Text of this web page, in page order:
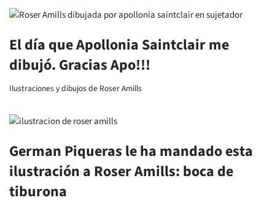
El día que Apollonia Saintclair me
dibujó. Gracias Apo!!!
Ilustraciones y dibujos de Roser Amills
German Piqueras le ha mandado esta
ilustración a Roser Amills: boca de
tiburona